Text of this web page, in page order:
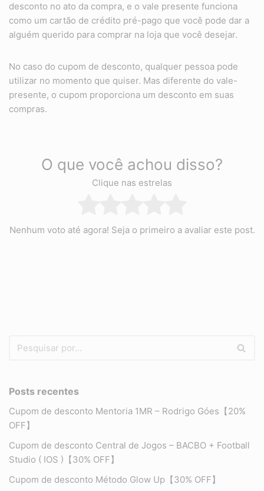
desconto no ato da compra, e o vale presente funciona
como um cartão de crédito pré-pago que você pode dar a
alguém querido para comprar na loja que você desejar.
No caso do cupom de desconto, qualquer pessoa pode
utilizar no momento que quiser. Mas diferente do vale-
presente, o cupom proporciona um desconto em suas
compras.
O que você achou disso?
Clique nas estrelas
Nenhum voto até agora! Seja o primeiro a avaliar este post.
Posts recentes
Cupom de desconto Mentoria 1MR – Rodrigo Góes【20%
OFF】
Cupom de desconto Central de Jogos – BACBO + Football
Studio ( IOS )【30% OFF】
Cupom de desconto Método Glow Up【30% OFF】